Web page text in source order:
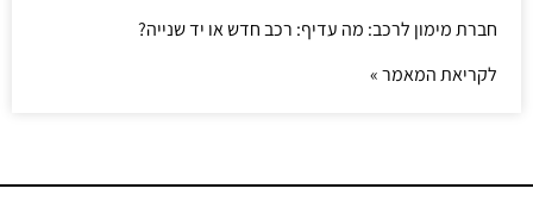
חברת מימון לרכב: מה עדיף: רכב חדש או יד שנייה?
לקריאת המאמר »